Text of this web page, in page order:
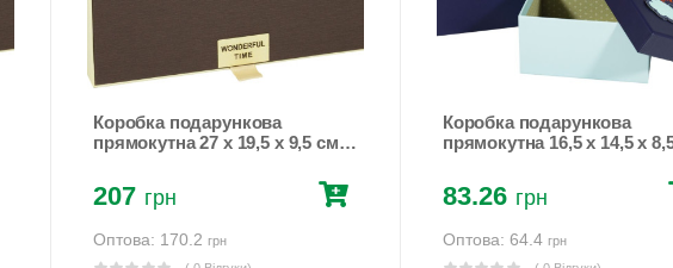
Коробка подарункова
прямокутна 27 х 19,5 х 9,5 см
№2)
207 грн
Оптова: 170.2 грн
Коробка подарункова
прямокутна 16,5 х 14,5 х
83.26 грн
Оптова: 64.4 грн